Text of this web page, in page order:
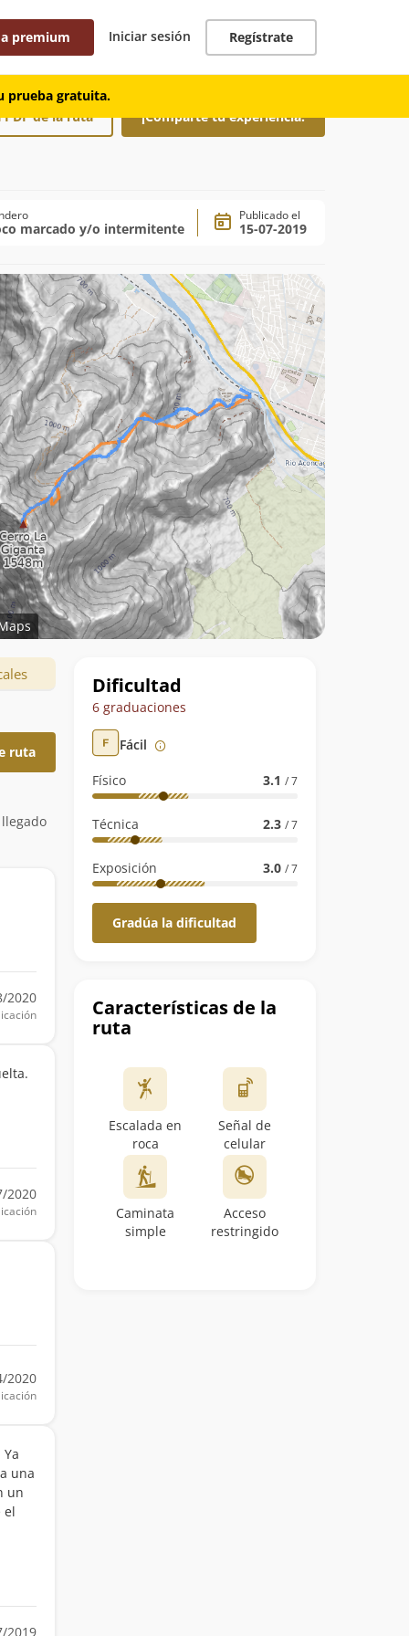
premium Iniciar sesión Regístrate
prueba gratuita.
PDF de la ruta ¡Comparte tu experiencia!
marcado y/o intermitente
Publicado el
15-07-2019
Datos
de
la
ruta
Dificultad
6 graduaciones
Fácil
Físico 3.1 / 7
Técnica 2.3 / 7
Exposición 3.0 / 7
Gradúa la dificultad
Características de la
ruta
Escalada en
roca
Señal de
celular
Caminata
simple
Acceso
restringido
ruta
2020
2020
2020
una
un
el
2019